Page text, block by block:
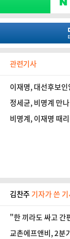
관련기사
이재명, 대선후보
도
정세균, 비명계 만
어"
비명계, 이재명 때
김찬주 기자가 쓴
"한 끼라도 싸고 간
장
교촌에프앤비, 2